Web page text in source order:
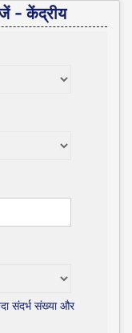
- केंद्रीय
संदर्भ संख्या और